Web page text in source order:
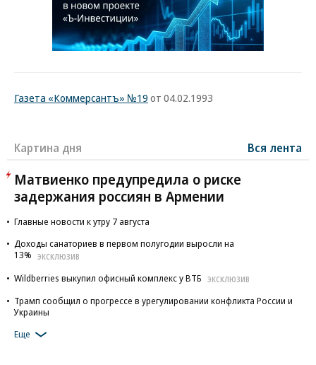
Газета «Коммерсантъ» №19 от 04.02.1993
Картина дня Вся лента
Матвиенко предупредила о риске
задержания россиян в Армении
Главные новости к утру 7 августа
Доходы санаториев в первом полугодии выросли на
13%
ЭКСКЛЮЗИВ
Wildberries выкупил офисный комплекс у ВТБ ЭКСКЛЮЗИВ
Трамп сообщил о прогрессе в урегулировании конфликта России и
Украины
Еще